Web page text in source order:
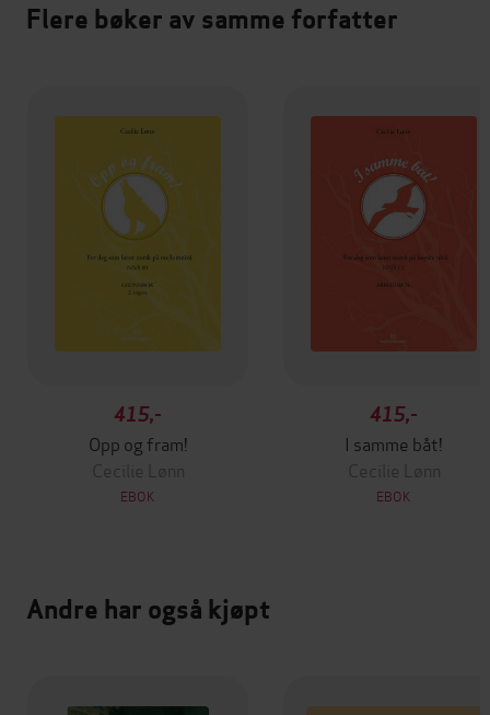
Flere bøker av samme forfatter
415,-
Opp og fram!
Cecilie Lønn
EBOK
415,-
I samme båt!
Cecilie Lønn
EBOK
Andre har også kjøpt